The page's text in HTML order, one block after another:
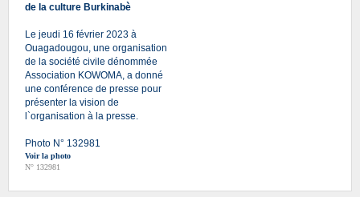
de la culture Burkinabè
Le jeudi 16 février 2023 à
Ouagadougou, une organisation
de la société civile dénommée
Association KOWOMA, a donné
une conférence de presse pour
présenter la vision de
l`organisation à la presse.
Photo N° 132981
Voir la photo
N° 132981